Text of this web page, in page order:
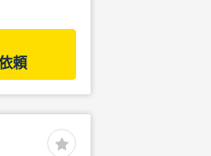
頼